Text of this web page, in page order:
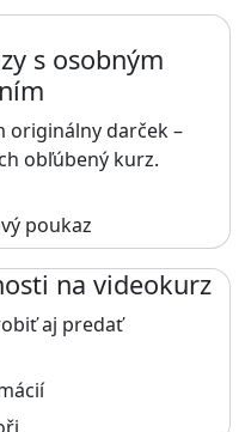
s osobným
originálny darček –
obľúbený kurz.
poukaz
na videokurz
aj predať